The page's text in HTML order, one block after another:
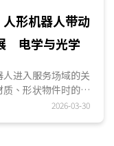
人形机器人带动
电学与光学
进入服务场域的关
、形状物件时的不
机器人整...2026-03-30